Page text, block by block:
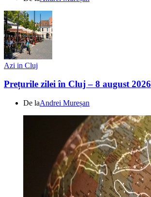
Azi in Cluj
Prețurile zilei în Cluj – 8 august 2026
De laAndrei Mureșan